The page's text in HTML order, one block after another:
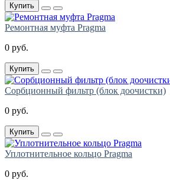
Купить
Ремонтная муфта Pragma
0 руб.
Купить
Сорбционный фильтр (блок доочистки)
0 руб.
Купить
Уплотнительное кольцо Pragma
0 руб.